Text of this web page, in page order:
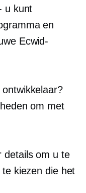
u kunt
en
Ecwid-
om met
details om u te
kiezen die het